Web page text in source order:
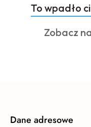
Pomiń karuzelę
Produkty
o
statusie:
To wpadło
Produkty
Zobacz
Dane adresowe